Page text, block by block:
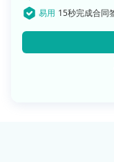
易用 15秒完成合同